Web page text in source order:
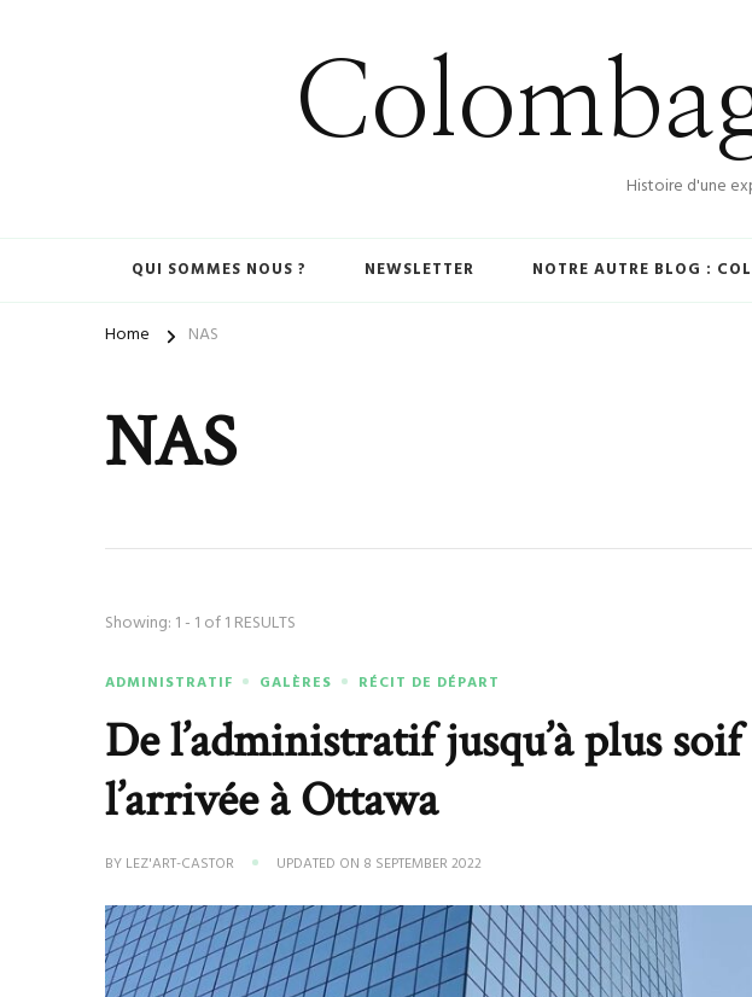
Histoire d'une
QUI SOMMES NOUS ? NEWSLETTER NOTRE AUTRE BLOG :
Home NAS
NAS
Showing: 1 - 1 of 1 RESULTS
ADMINISTRATIF GALÈRES RÉCIT DE DÉPART
De l’administratif jusqu’à plus
l’arrivée à Ottawa
BY LEZ'ART-CASTOR UPDATED ON 8 SEPTEMBER 2022